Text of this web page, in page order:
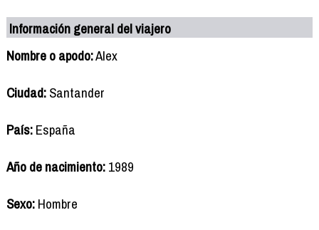
Información general del viajero
Nombre o apodo:Alex
Ciudad:Santander
País:España
Año de nacimiento:1989
Sexo:Hombre